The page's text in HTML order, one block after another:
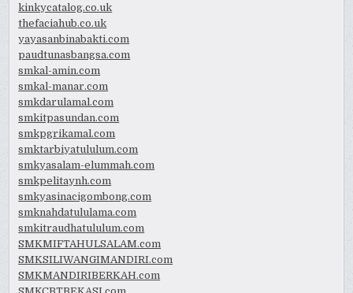
kinkycatalog.co.uk
thefaciahub.co.uk
yayasanbinabakti.com
paudtunasbangsa.com
smkal-amin.com
smkal-manar.com
smkdarulamal.com
smkitpasundan.com
smkpgrikamal.com
smktarbiyatululum.com
smkyasalam-elummah.com
smkpelitaynh.com
smkyasinacigombong.com
smknahdatululama.com
smkitraudhatululum.com
SMKMIFTAHULSALAM.com
SMKSILIWANGIMANDIRI.com
SMKMANDIRIBERKAH.com